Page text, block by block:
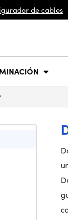
de cables